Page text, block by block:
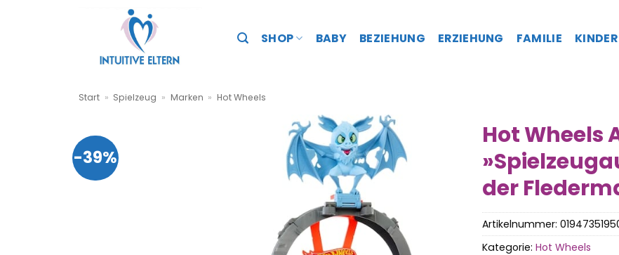
SHOP BABY BEZIEHUNG ERZIEHUNG FAMILIE KINDER
Start » Spielzeug » Marken » Hot Wheels
-39%
Hot Wheels
der
Artikelnummer:
Kategorie: Hot Wheels